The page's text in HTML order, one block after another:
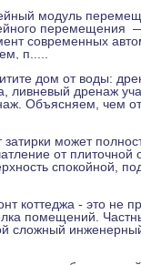
модуль
перемещения
современных
п
дом от воды:
ливневый дренаж
Объясняем, чем
затирки может
от плиточной
спокойной,
коттеджа - это не
помещений.
сложный